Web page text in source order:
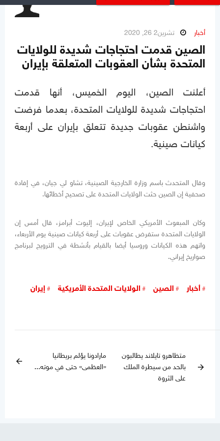
أخبار تشرين2 26, 2020
الصين قدمت احتجاجات شديدة للولايات
المتحدة بشأن العقوبات المتعلقة بإيران
أعلنت الصين، اليوم الخميس، أنها قدمت
احتجاجات شديدة للولايات المتحدة، بعدما فرضت
واشنطن عقوبات جديدة تتعلق بإيران على أربعة
كيانات صينية.
وقال المتحدث باسم وزارة الخارجية الصينية، تشاو لي جيان، في إفادة
صحفية إن الصين حثت الولايات المتحدة على تصحيح أخطائها.
وكان المبعوث الأمريكي الخاص لإيران، إليوت أبرامز، قال أمس إن
الولايات المتحدة ستفرض عقوبات على أربعة كيانات صينية يوم الأربعاء،
واتهم هذه الكيانات وروسيا أيضا بالقيام بأنشطة في الترويج لبرنامج
صواريخ إيراني.
أخبار الصين الولايات المتحدة الأمريكية إيران
arrow_forward
متظاهرو تايلاند يطالبون
بالحد من سيطرة الملك
على الثروة
مارادونا يؤلم بريطانيا
«العظمى» حتى في موته...
arrow_back